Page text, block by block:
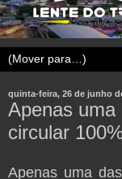
quinta-feira, 26 de junho
Apenas uma
circular
Apenas uma